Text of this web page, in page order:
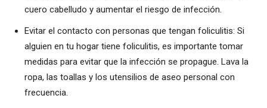
cuero cabelludo y aumentar el riesgo de infección.
Evitar el contacto con personas que tengan foliculitis: Si
alguien en tu hogar tiene foliculitis, es importante tomar
medidas para evitar que la infección se propague. Lava la
ropa, las toallas y los utensilios de aseo personal con
frecuencia.